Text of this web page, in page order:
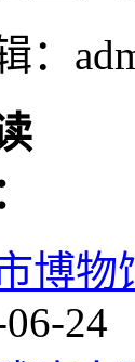
：
博物
24